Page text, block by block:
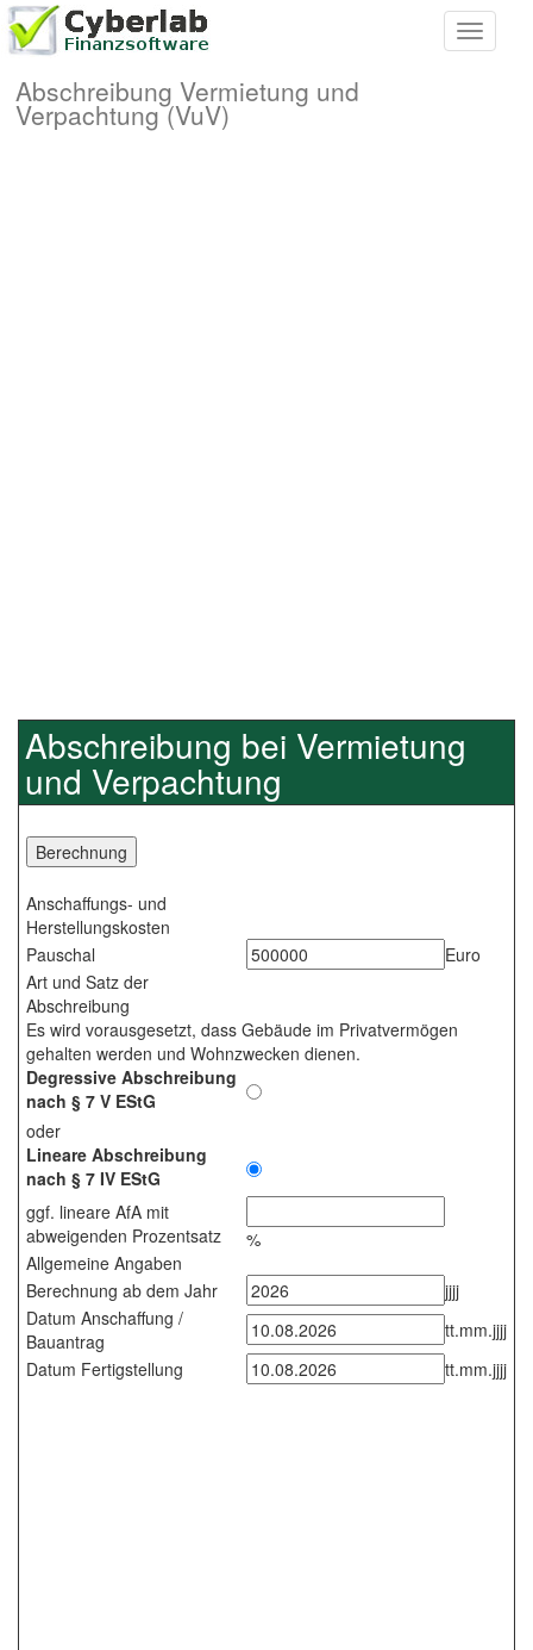
Toggle
Abschreibung Vermietung und
Verpachtung (VuV)
Abschreibung bei Vermietung
und Verpachtung
Anschaffungs- und
Herstellungskosten
Pauschal
Euro
Art und Satz der
Abschreibung
Es wird vorausgesetzt, dass Gebäude im Privatvermögen
gehalten werden und Wohnzwecken dienen.
Degressive Abschreibung
nach § 7 V EStG
oder
Lineare Abschreibung
nach § 7 IV EStG
ggf. lineare AfA mit
abweigenden Prozentsatz
%
Allgemeine Angaben
Berechnung ab dem Jahr
jjjj
Datum Anschaffung /
Bauantrag
tt.mm.jjjj
Datum Fertigstellung
tt.mm.jjjj